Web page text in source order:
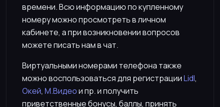
времени. Всю информацию по купленному
номеру можно просмотреть в личном
кабинете, а при возникновении вопросов
можете писать нам в чат.
Виртуальными номерами телефона также
можно воспользоваться для регистрацииLidl,
Окей, М.Видеои пр. и получить
приветственные бонусы, баллы, принять